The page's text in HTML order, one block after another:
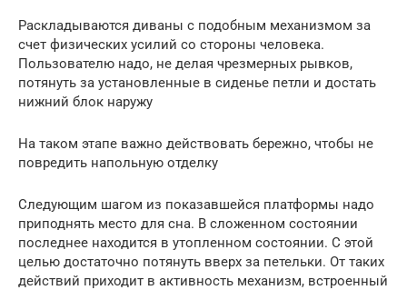
Раскладываются диваны с подобным механизмом за
счет физических усилий со стороны человека.
Пользователю надо, не делая чрезмерных рывков,
потянуть за установленные в сиденье петли и достать
нижний блок наружу
На таком этапе важно действовать бережно, чтобы не
повредить напольную отделку
Следующим шагом из показавшейся платформы надо
приподнять место для сна. В сложенном состоянии
последнее находится в утопленном состоянии. С этой
целью достаточно потянуть вверх за петельки. От таких
действий приходит в активность механизм, встроенный